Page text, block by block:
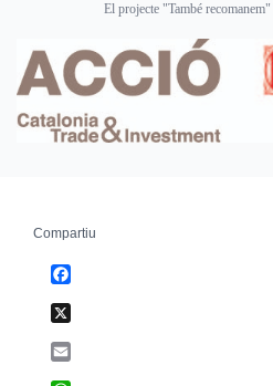
El projecte "També
Compartiu